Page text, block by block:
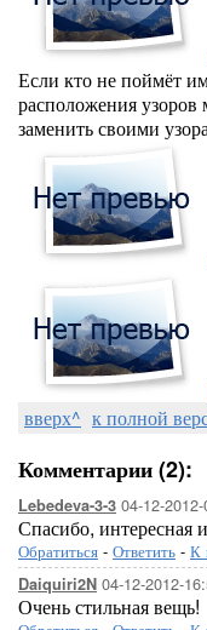
Если кто не поймёт
расположения
заменить своими
вверх^ к полной
Комментарии (2):
Lebedeva-3-3 04-12-
Спасибо, интересная
Обратиться - Ответить - К
Daiquiri2N 04-12-2012-
Очень стильная вещь!